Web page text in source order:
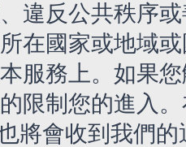
違反公共秩序
在國家或地域
服務上。如果
限制您的進入
將會收到我們